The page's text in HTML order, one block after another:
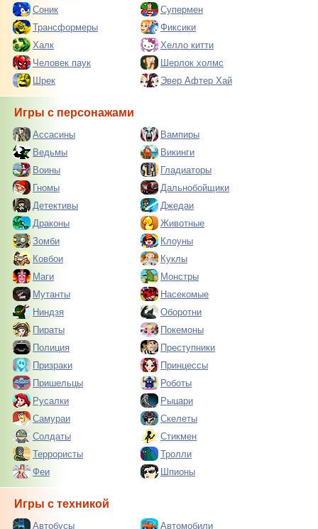
Соник
Супермен
Трансформеры
Фиксики
Халк
Хелло китти
Человек паук
Шерлок холмс
Шрек
Эвер Афтер Хай
Игры с персонажами
Ассасины
Вампиры
Ведьмы
Викинги
Воины
Гладиаторы
Гномы
Дальнобойщики
Детективы
Джедаи
Драконы
Животные
Зомби
Клоуны
Ковбои
Куклы
Маги
Монстры
Мутанты
Насекомые
Ниндзя
Оборотни
Пираты
Покемоны
Полиция
Преступники
Призраки
Принцессы
Пришельцы
Роботы
Русалки
Рыцари
Самураи
Скелеты
Солдаты
Стикмен
Террористы
Тролли
Феи
Шпионы
Игры с техникой
Автобусы Автомобили